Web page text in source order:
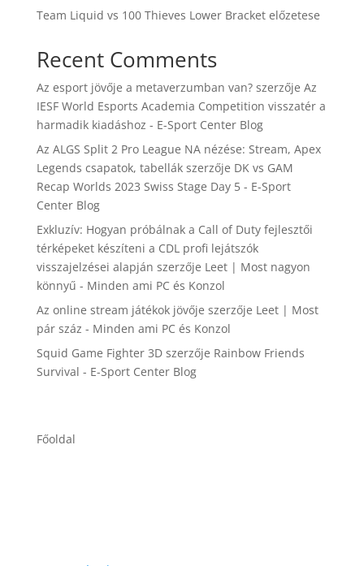
Team Liquid vs 100 Thieves Lower Bracket előzetese
Recent Comments
Az esport jövője a metaverzumban van?szerzője Az
IESF World Esports Academia Competition visszatér a
harmadik kiadáshoz - E-Sport Center Blog
Az ALGS Split 2 Pro League NA nézése: Stream, Apex
Legends csapatok, tabellákszerzője DK vs GAM
Recap Worlds 2023 Swiss Stage Day 5 - E-Sport
Center Blog
Exkluzív: Hogyan próbálnak a Call of Duty fejlesztői
térképeket készíteni a CDL profi lejátszók
visszajelzései alapján szerzője Leet | Most nagyon
könnyű - Minden ami PC és Konzol
Az online stream játékok jövője szerzője Leet | Most
pár száz - Minden ami PC és Konzol
Squid Game Fighter 3Dszerzője Rainbow Friends
Survival - E-Sport Center Blog
Főoldal